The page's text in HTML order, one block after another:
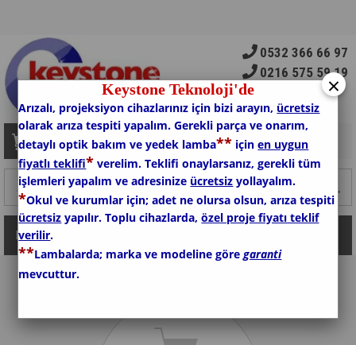
0532 366 66 97
0216 575 59 19
Sepetim 0 Ürün
Kategoriler
×
Keystone Teknoloji'de
Arızalı, projeksiyon cihazlarınız için bizi arayın, ücretsiz
olarak arıza tespiti yapalım. Gerekli parça ve onarım,
detaylı optik bakım ve yedek lamba** içinen uygun
fiyatlı teklifi* verelim. Teklifi onaylarsanız, gerekli tüm
işlemleri yapalım ve adresinize ücretsiz yollayalım.
*Okul ve kurumlar için; adet ne olursa olsun, arıza tespiti
ücretsiz yapılır. Toplu cihazlarda,özel proje fiyatı teklif
verilir.
**Lambalarda; marka ve modeline göregaranti
mevcuttur.